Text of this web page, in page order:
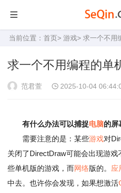
当前位置： 首页> 游戏> 求一个不用
求一个不用编程的单
范君萱 2025-10-04
有什么办法可以捕捉电脑的屏
需要注意的是：某些游戏对
关闭了DirectDraw可能会出现游
些单机版的游戏，而网络版的。 应
中去。也许你会发现，如果想激活